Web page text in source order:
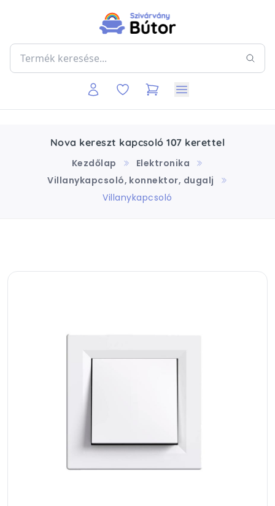
Nova kereszt kapcsoló 107 kerettel
Kezdőlap
Elektronika
Villanykapcsoló, konnektor, dugalj
Villanykapcsoló